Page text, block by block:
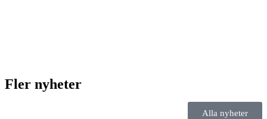
Fler nyheter
Alla nyheter